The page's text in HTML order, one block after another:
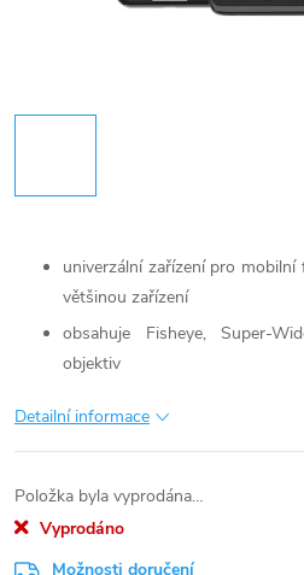
univerzální zařízení pro
většinou zařízení
obsahuje Fisheye, Super-
objektiv
Detailní informace
Položka byla vyprodána…
Vyprodáno
Možnosti doručení